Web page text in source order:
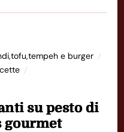
e burger
su pesto di
gourmet